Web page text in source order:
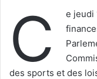
C
e jeudi
des sports et des